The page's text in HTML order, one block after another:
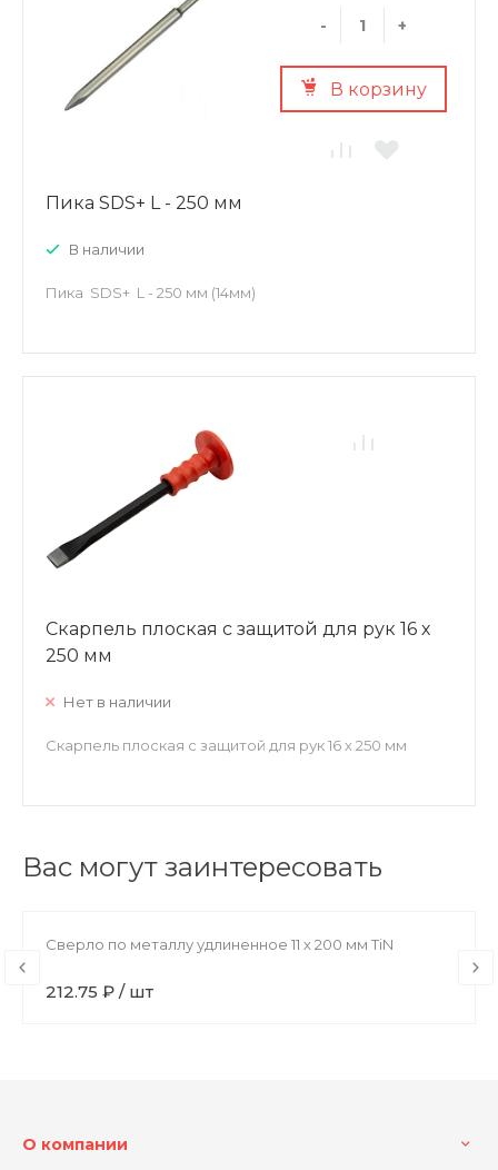
- +
В корзину
Пика SDS+ L - 250 мм
В наличии
Пика SDS+ L - 250 мм (14мм)
Скарпель плоская с защитой для рук 16 х
250 мм
Нет в наличии
Скарпель плоская с защитой для рук 16 х 250 мм
Вас могут заинтересовать
Сверло по металлу удлиненное 11 х 200 мм TiN
212.75 ₽ / шт
О компании